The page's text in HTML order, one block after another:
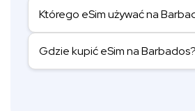
Którego eSim używać na
Gdzie kupić eSim na Barbados?